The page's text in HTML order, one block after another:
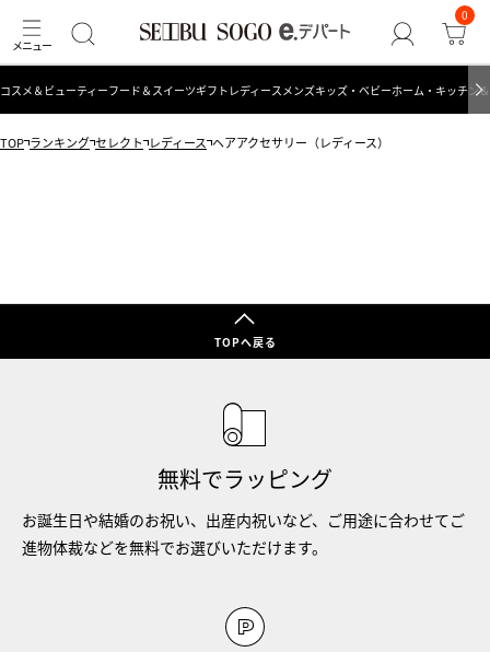
0
コスメ＆ビューティーフード＆スイーツギフト レディース メンズキッズ・ベビーホーム・キッチン
TOP ランキング セレクト レディース ヘアアクセサリー（レディース）
TOPへ戻る
無料でラッピング
お誕生日や結婚のお祝い、出産内祝いなど、ご用途に合わせてご
進物体裁などを無料でお選びいただけます。